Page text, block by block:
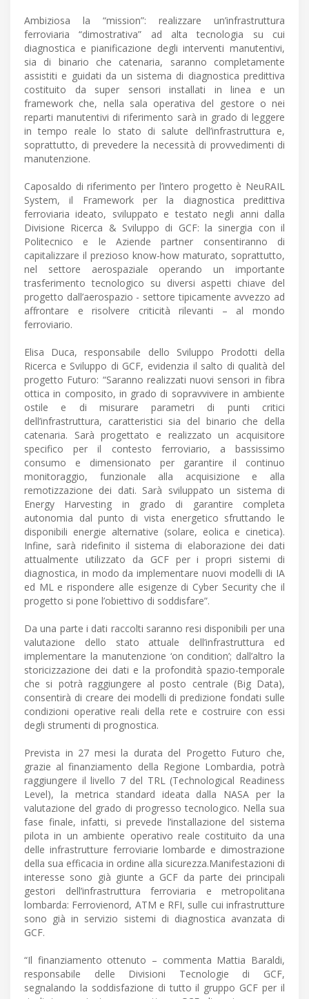
Ambiziosa la “mission”: realizzare un’infrastruttura
ferroviaria “dimostrativa” ad alta tecnologia su cui
diagnostica e pianificazione degli interventi manutentivi,
sia di binario che catenaria, saranno completamente
assistiti e guidati da un sistema di diagnostica predittiva
costituito da super sensori installati in linea e un
framework che, nella sala operativa del gestore o nei
reparti manutentivi di riferimento sarà in grado di leggere
in tempo reale lo stato di salute dell’infrastruttura e,
soprattutto, di prevedere la necessità di provvedimenti di
manutenzione.
Caposaldo di riferimento per l’intero progetto è NeuRAIL
System, il Framework per la diagnostica predittiva
ferroviaria ideato, sviluppato e testato negli anni dalla
Divisione Ricerca & Sviluppo di GCF: la sinergia con il
Politecnico e le Aziende partner consentiranno di
capitalizzare il prezioso know-how maturato, soprattutto,
nel settore aerospaziale operando un importante
trasferimento tecnologico su diversi aspetti chiave del
progetto dall’aerospazio - settore tipicamente avvezzo ad
affrontare e risolvere criticità rilevanti – al mondo
ferroviario.
Elisa Duca, responsabile dello Sviluppo Prodotti della
Ricerca e Sviluppo di GCF, evidenzia il salto di qualità del
progetto Futuro: “Saranno realizzati nuovi sensori in fibra
ottica in composito, in grado di sopravvivere in ambiente
ostile e di misurare parametri di punti critici
dell’infrastruttura, caratteristici sia del binario che della
catenaria. Sarà progettato e realizzato un acquisitore
specifico per il contesto ferroviario, a bassissimo
consumo e dimensionato per garantire il continuo
monitoraggio, funzionale alla acquisizione e alla
remotizzazione dei dati. Sarà sviluppato un sistema di
Energy Harvesting in grado di garantire completa
autonomia dal punto di vista energetico sfruttando le
disponibili energie alternative (solare, eolica e cinetica).
Infine, sarà ridefinito il sistema di elaborazione dei dati
attualmente utilizzato da GCF per i propri sistemi di
diagnostica, in modo da implementare nuovi modelli di IA
ed ML e rispondere alle esigenze di Cyber Security che il
progetto si pone l’obiettivo di soddisfare”.
Da una parte i dati raccolti saranno resi disponibili per una
valutazione dello stato attuale dell’infrastruttura ed
implementare la manutenzione ‘on condition’; dall’altro la
storicizzazione dei dati e la profondità spazio-temporale
che si potrà raggiungere al posto centrale (Big Data),
consentirà di creare dei modelli di predizione fondati sulle
condizioni operative reali della rete e costruire con essi
degli strumenti di prognostica.
Prevista in 27 mesi la durata del Progetto Futuro che,
grazie al finanziamento della Regione Lombardia, potrà
raggiungere il livello 7 del TRL (Technological Readiness
Level), la metrica standard ideata dalla NASA per la
valutazione del grado di progresso tecnologico. Nella sua
fase finale, infatti, si prevede l’installazione del sistema
pilota in un ambiente operativo reale costituito da una
delle infrastrutture ferroviarie lombarde e dimostrazione
della sua efficacia in ordine alla sicurezza.Manifestazioni di
interesse sono già giunte a GCF da parte dei principali
gestori dell’infrastruttura ferroviaria e metropolitana
lombarda: Ferrovienord, ATM e RFI, sulle cui infrastrutture
sono già in servizio sistemi di diagnostica avanzata di
GCF.
“Il finanziamento ottenuto – commenta Mattia Baraldi,
responsabile delle Divisioni Tecnologie di GCF,
segnalando la soddisfazione di tutto il gruppo GCF per il